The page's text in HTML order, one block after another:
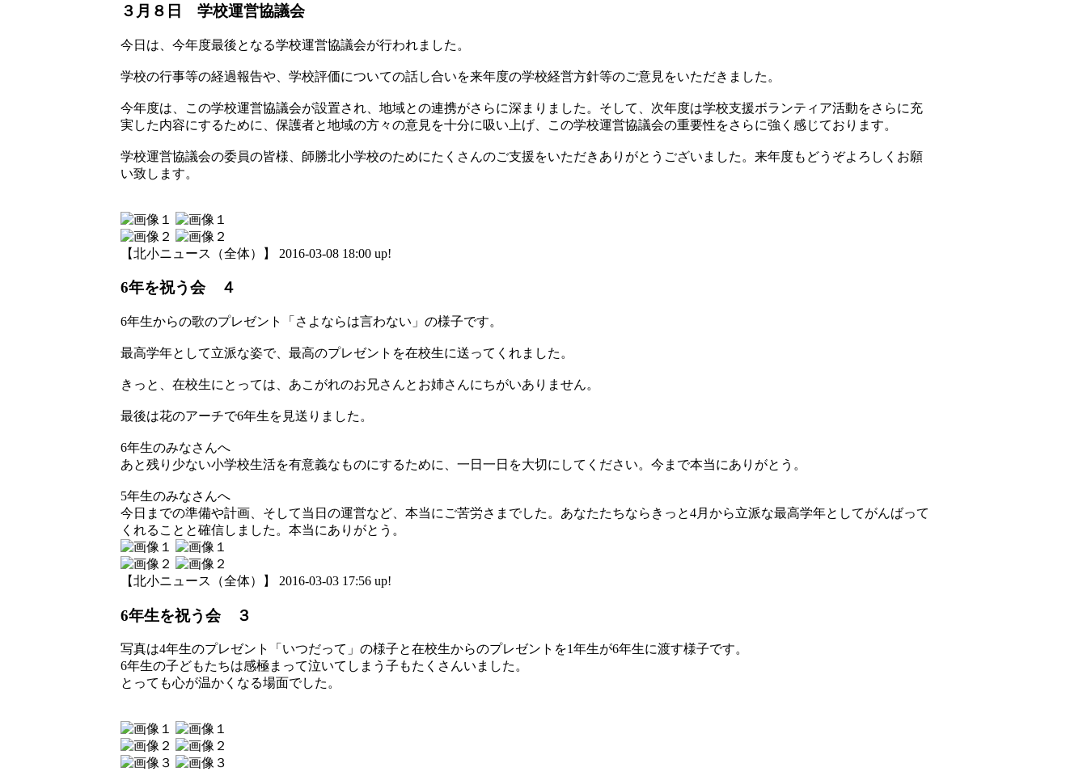
３月８日 学校運営協議会
今日は、今年度最後となる学校運営協議会が行われました。
学校の行事等の経過報告や、学校評価についての話し合いを来年度の学校経営方針等のご意見をいただきました。
今年度は、この学校運営協議会が設置され、地域との連携がさらに深まりました。そして、次年度は学校支援ボランティア活動をさらに充
実した内容にするために、保護者と地域の方々の意見を十分に吸い上げ、この学校運営協議会の重要性をさらに強く感じております。
学校運営協議会の委員の皆様、師勝北小学校のためにたくさんのご支援をいただきありがとうございました。来年度もどうぞよろしくお願
い致します。
【北小ニュース（全体）】 2016-03-08 18:00 up!
6年を祝う会 ４
6年生からの歌のプレゼント「さよならは言わない」の様子です。
最高学年として立派な姿で、最高のプレゼントを在校生に送ってくれました。
きっと、在校生にとっては、あこがれのお兄さんとお姉さんにちがいありません。
最後は花のアーチで6年生を見送りました。
6年生のみなさんへ
あと残り少ない小学校生活を有意義なものにするために、一日一日を大切にしてください。今まで本当にありがとう。
5年生のみなさんへ
今日までの準備や計画、そして当日の運営など、本当にご苦労さまでした。あなたたちならきっと4月から立派な最高学年としてがんばって
くれることと確信しました。本当にありがとう。
【北小ニュース（全体）】 2016-03-03 17:56 up!
6年生を祝う会 ３
写真は4年生のプレゼント「いつだって」の様子と在校生からのプレゼントを1年生が6年生に渡す様子です。
6年生の子どもたちは感極まって泣いてしまう子もたくさんいました。
とっても心が温かくなる場面でした。